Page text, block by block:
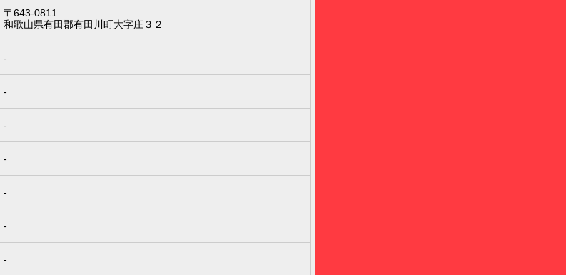
〒643-0811
和歌山県有田郡有田川町大字庄３２
-
-
-
-
-
-
-